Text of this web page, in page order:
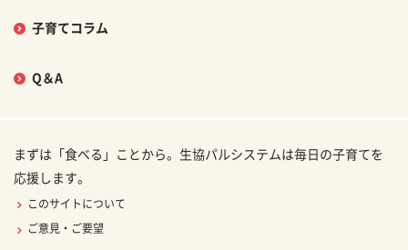
子育てコラム
Q＆A
まずは「食べる」ことから。生協パルシステムは毎日の子育てを
応援します。
このサイトについて
ご意見・ご要望